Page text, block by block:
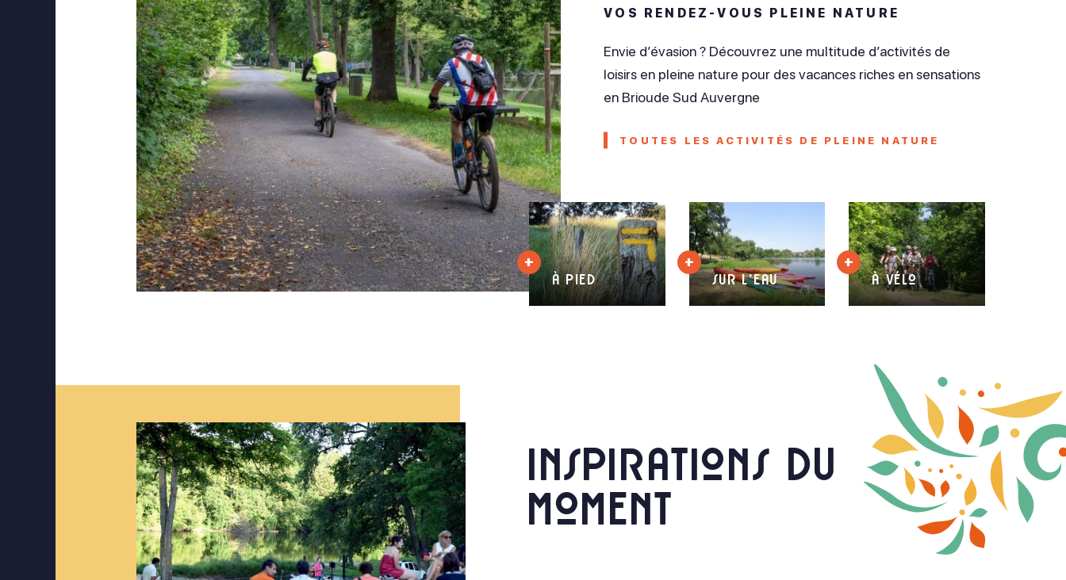
VOS RENDEZ-VOUS PLEINE NATURE
Envie d’évasion ? Découvrez une multitude d’activités de
loisirs en pleine nature pour des vacances riches en sensations
en Brioude Sud Auvergne
TOUTES LES ACTIVITÉS DE PLEINE NATURE
à pied sur l'eau à vélo
Inspirations du
moment